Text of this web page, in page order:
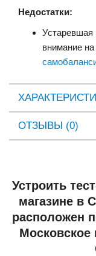
Недостатки:
Устаревшая
внимание на
ОТЗЫВЫ (0)
Устроить
магазине в
расположен